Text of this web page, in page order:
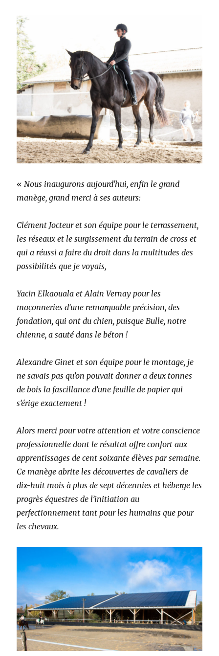
«Nous inaugurons aujourd’hui, enfin le grand
manège, grand merci à ses auteurs:
Clément Jocteur et son équipe pour le terrassement,
les réseaux et le surgissement du terrain de cross et
qui a réussi a faire du droit dans la multitudes des
possibilités que je voyais,
Yacin Elkaouala et Alain Vernay pour les
maçonneries d’une remarquable précision, des
fondation, qui ont du chien, puisque Bulle, notre
chienne, a sauté dans le béton !
Alexandre Ginet et son équipe pour le montage, je
ne savais pas qu’on pouvait donner a deux tonnes
de bois la fascillance d’une feuille de papier qui
s’érige exactement !
Alors merci pour votre attention et votre conscience
professionnelle dont le résultat offre confort aux
apprentissages de cent soixante élèves par semaine.
Ce manège abrite les découvertes de cavaliers de
dix-huit mois à plus de sept décennies et héberge les
progrès équestres de l’initiation au
perfectionnement tant pour les humains que pour
les chevaux.